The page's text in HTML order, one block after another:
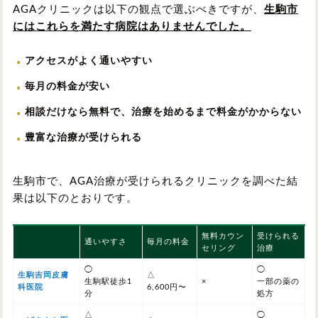
AGAクリニックは以下の観点で選ぶべきですが、 生駒市
にはこれらを満たす病院はありませんでした。
アクセスがよく通いやすい
毎月の料金が安い
相談だけなら無料で、治療を始めるまで料金がかからない
豊富な治療が受けられる
生駒市で、AGA治療が受けられるクリニックを調べた結
果は以下のとおりです。
通いやすさ 毎月の料金
無料カウン
セリング
受けられる
治療
生駒吉岡皮膚
科医院
◯
生駒駅徒歩1
分
△
6,600円〜
×
◯
一部の薬の
処方
△ ◯